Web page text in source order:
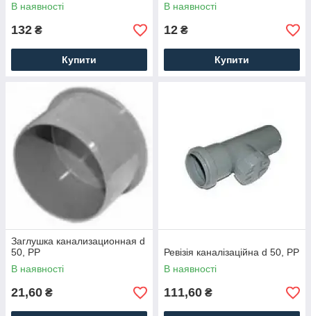
В наявності
132 ₴
Купити
В наявності
12 ₴
Купити
Заглушка канализационная d
50, PP
В наявності
21,60 ₴
Ревізія каналізаційна d 50, PP
В наявності
111,60 ₴